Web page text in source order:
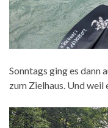
Sonntags ging es dann
zum Zielhaus. Und weil